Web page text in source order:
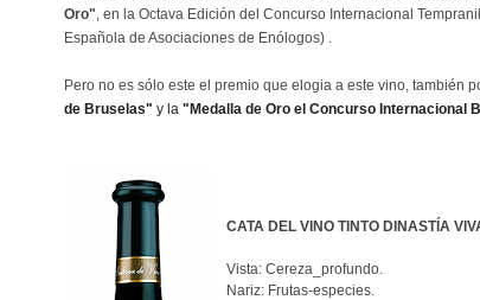
Oro", en la Octava Edición del Concurso Internacional
Española de Asociaciones de Enólogos) .
Pero no es sólo este el premio que elogia a este vino, también
de Bruselas" y la "Medalla de Oro el Concurso Internacional
CATA DEL VINO TINTO DINASTÍA
Vista: Cereza_profundo.
Nariz: Frutas-especies.